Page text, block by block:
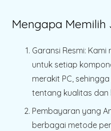
Mengapa Memilih
Garansi Resmi: Kami
untuk setiap
merakit PC,
tentang kualitas dan
Pembayaran yang
berbagai metode